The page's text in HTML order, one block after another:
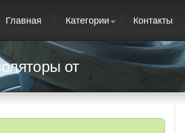
Главная Категории Контакты
от